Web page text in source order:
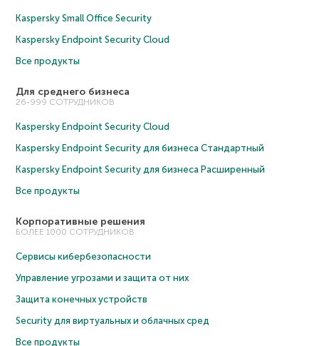
Kaspersky Small Office Security
Kaspersky Endpoint Security Cloud
Все продукты
Для среднего бизнеса
26-999 СОТРУДНИКОВ
Kaspersky Endpoint Security Cloud
Kaspersky Endpoint Security для бизнеса Cтандартный
Kaspersky Endpoint Security для бизнеса Расширенный
Все продукты
Корпоративные решения
БОЛЕЕ 1000 СОТРУДНИКОВ
Сервисы кибербезопасности
Управление угрозами и защита от них
Защита конечных устройств
Security для виртуальных и облачных сред
Все продукты